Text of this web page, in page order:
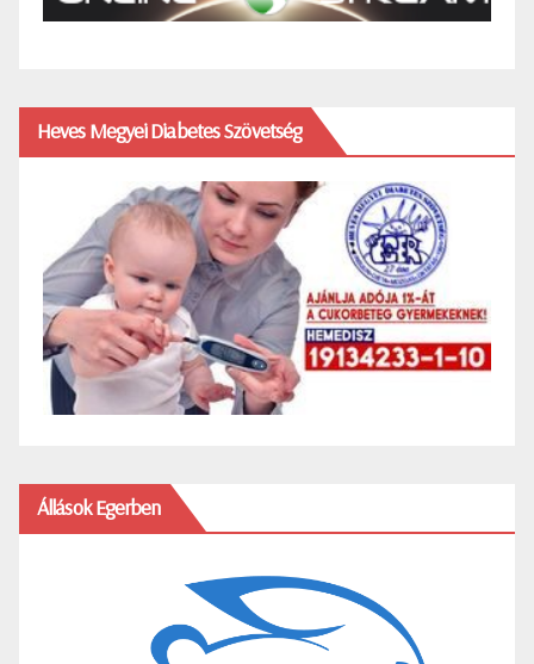
Heves Megyei Diabetes Szövetség
Állások Egerben